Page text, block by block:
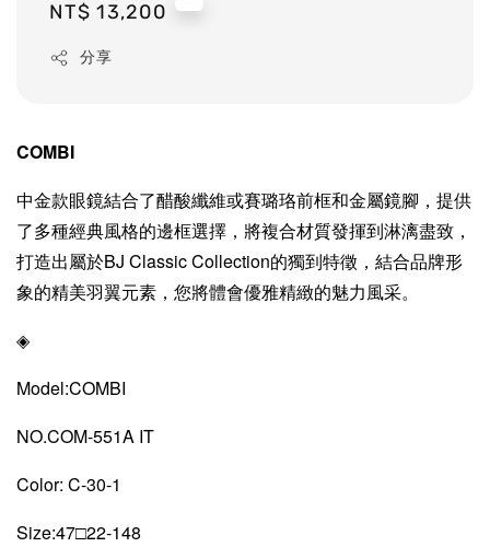
Regular
NT$ 13,200
分享
COMBI
中金款眼鏡結合了醋酸纖維或賽璐珞前框和金屬鏡腳，提供
了多種經典風格的邊框選擇，將複合材質發揮到淋漓盡致，
打造出屬於BJ Classic Collection的獨到特徵，結合品牌形
象的精美羽翼元素，您將體會優雅精緻的魅力風采。
◈
Model:COMBI
NO.COM-551A IT
Color: C-30-1
Size:47□22-148